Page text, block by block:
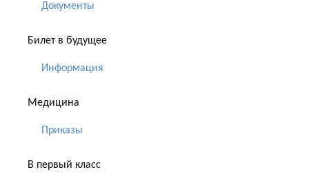
Документы
Билет в будущее
Информация
Медицина
Приказы
В первый класс